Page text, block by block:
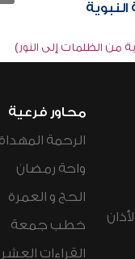
من الظلمات إلى النور)
محاور فرعية
الرحمة المهداة
واحة رمضان
الحج و العمرة
خطب جمعة
القراءات العشر